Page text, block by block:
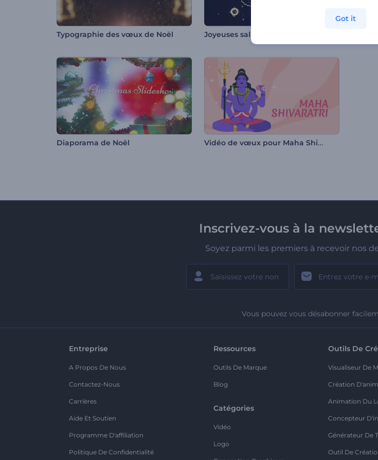
Typographie des vœux de Noël Joyeuses salutations de Noël
Diaporama de Noël Vidéo de vœux pour Maha Shivratri
Inscrivez-vous à la
Soyez parmi les premiers à recevoir nos
Vous pouvez vous désabonner
Entreprise
A Propos De Nous
Contactez-Nous
Carrières
Aide Et Soutien
Programme D'affiliation
Politique De Confidentialité
Ressources
Outils De Marque
Blog
Catégories
Vidéo
Logo
Outils De
Visualiseur De
Création
Animation Du
Concepteur
Générateur De
Outil De
Got it